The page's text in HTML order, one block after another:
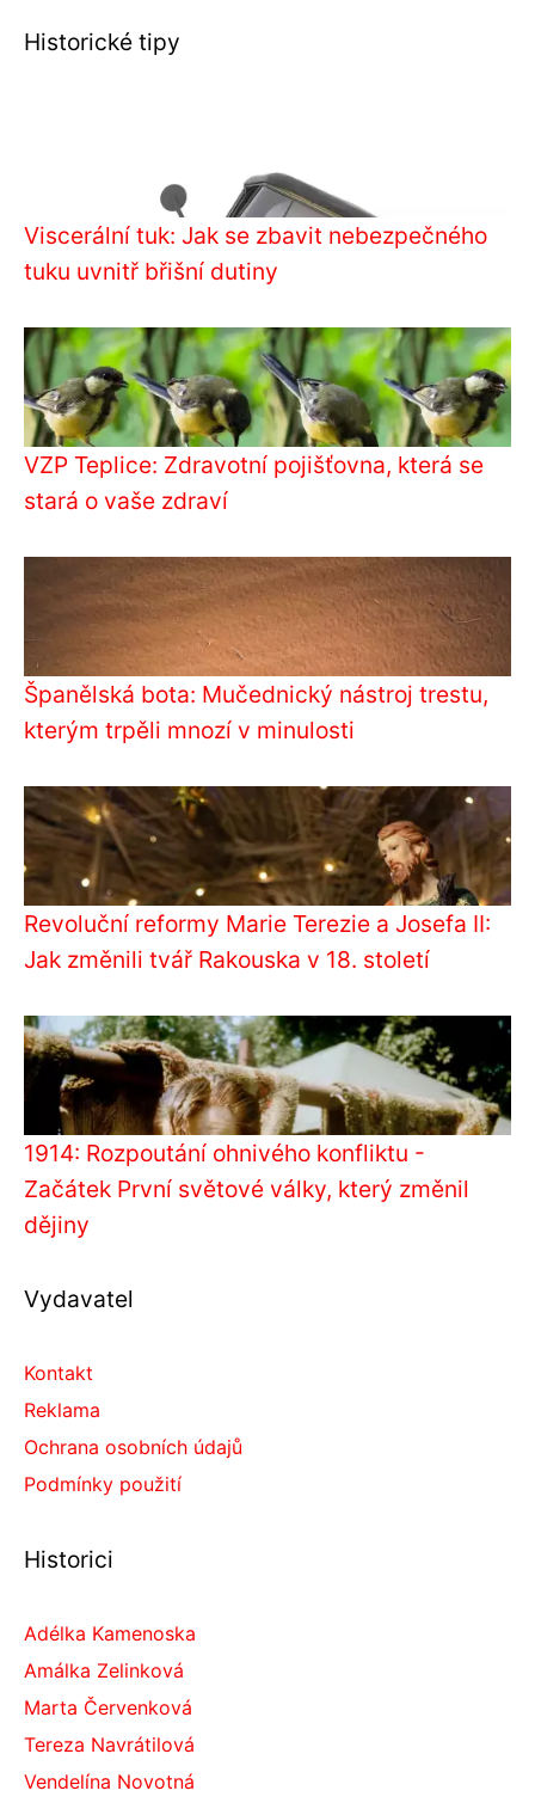
Historické tipy
Viscerální tuk: Jak se zbavit nebezpečného
tuku uvnitř břišní dutiny
VZP Teplice: Zdravotní pojišťovna, která se
stará o vaše zdraví
Španělská bota: Mučednický nástroj trestu,
kterým trpěli mnozí v minulosti
Revoluční reformy Marie Terezie a Josefa II:
Jak změnili tvář Rakouska v 18. století
1914: Rozpoutání ohnivého konfliktu -
Začátek První světové války, který změnil
dějiny
Vydavatel
Kontakt
Reklama
Ochrana osobních údajů
Podmínky použití
Historici
Adélka Kamenoska
Amálka Zelinková
Marta Červenková
Tereza Navrátilová
Vendelína Novotná